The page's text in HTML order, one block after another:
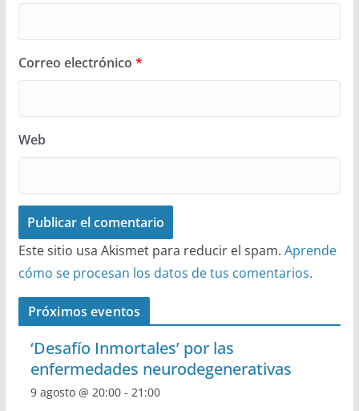
Correo electrónico *
Web
Este sitio usa Akismet para reducir el spam. Aprende
cómo se procesan los datos de tus comentarios.
Próximos eventos
‘Desafío Inmortales’ por las
enfermedades neurodegenerativas
9 agosto @ 20:00- 21:00